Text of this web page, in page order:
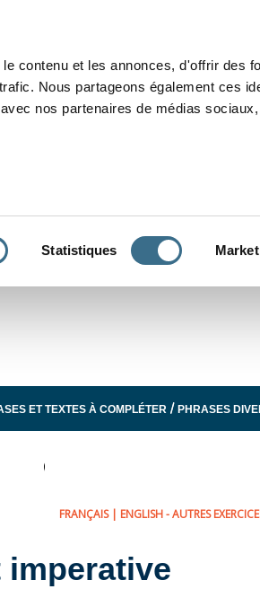
contenu et les annonces, d'offrir des
Nous partageons également ces
nos partenaires de médias
Statistiques
ET TEXTES À COMPLÉTER /PHRASES
FRANÇAIS| ENGLISH- AUTRES
imperative